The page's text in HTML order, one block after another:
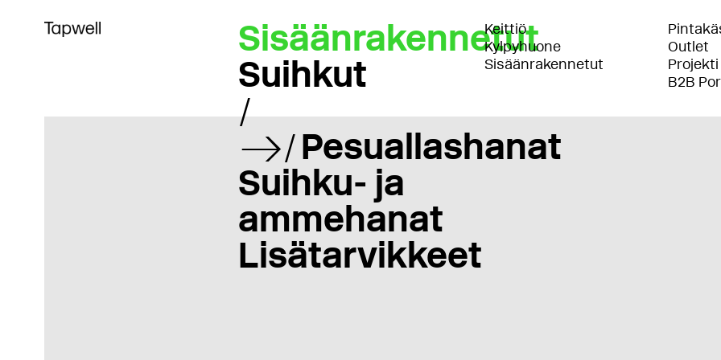
Sisäänrakennetut
Suihkut
Pesuallashanat
Suihku- ja
ammehanat
Lisätarvikkeet
Keittiö
Kylpyhuone
Sisäänrakennetut
Outlet
Projekti
B2B